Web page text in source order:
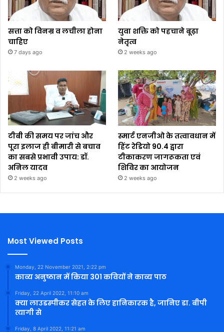
सत्ता को विनम्र व लचीला होना
चाहिए
7 days ago
युवा शक्ति को पहचाने बूढ़ा
नेतृत्व
2 weeks ago
टीबी की समय पर जांच और
पूरा इलाज ही बीमारी से बचाव
का सबसे प्रभावी उपाय: डॉ.
अनिल यादव
2 weeks ago
स्मार्ट एनजीओ के तत्वावधान में
हिंट रेडियो 90.4 द्वारा
टीकाकरण जागरूकता एवं
शिविर का आयोजन
2 weeks ago
Most Viewed Posts
Monday, 22 November 2021, 2:22 pm
काव्य अनुष्ठान में किया 301 कवियों ने काव्य पाठ
Friday, 22 April 2022, 11:10 am
क्या लाउडस्पीकर सेहत के लिए हानिकारक है, जानिए डा. बीपी
त्यागी से
Friday, 8 April 2022, 11:21 am